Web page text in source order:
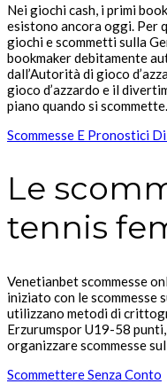
Nei giochi cash, i primi
esistono ancora oggi. Per
giochi e scommetti sulla
bookmaker debitamente
dall’Autorità di gioco
gioco d’azzardo e il
piano quando si scommette.
Scommesse E Pronostici
Le
tennis
Venetianbet scommesse
iniziato con le scommesse
utilizzano metodi di
Erzurumspor U19-58
organizzare scommesse
Scommettere Senza Conto